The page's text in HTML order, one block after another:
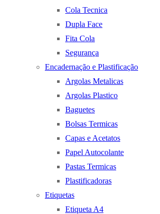
Cola Tecnica
Dupla Face
Fita Cola
Segurança
Encadernação e Plastificação
Argolas Metalicas
Argolas Plastico
Baguetes
Bolsas Termicas
Capas e Acetatos
Papel Autocolante
Pastas Termicas
Plastificadoras
Etiquetas
Etiqueta A4